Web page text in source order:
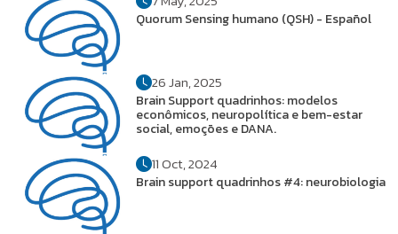
Quorum Sensing humano (QSH) - Español
26 Jan, 2025
Brain Support quadrinhos: modelos
econômicos, neuropolítica e bem-estar
social, emoções e DANA.
11 Oct, 2024
Brain support quadrinhos #4: neurobiologia